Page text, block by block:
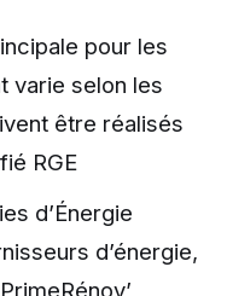
pour les
varie selon les
être réalisés
RGE
d’Énergie
d’énergie,